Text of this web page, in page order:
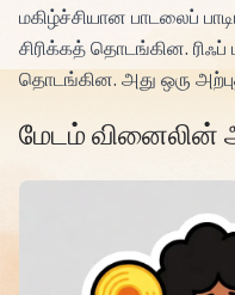
மகிழ்ச்சியான பாடலைப்
சிரிக்கத் தொடங்கின.
தொடங்கின. அது ஒரு
மேடம் வினைலின்